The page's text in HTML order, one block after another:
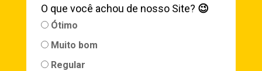
O que você achou de nosso Site? 😉
Ótimo
Muito bom
Regular